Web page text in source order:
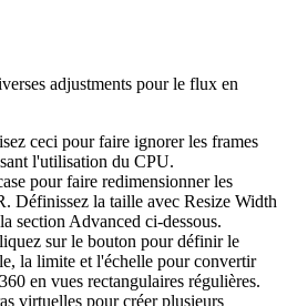
adjustments pour le flux en
ceci pour faire ignorer les frames
l'utilisation du CPU.
pour faire redimensionner les
Définissez la taille avec Resize Width
section Advanced ci-dessous.
sur le bouton pour définir le
la limite et l'échelle pour convertir
en vues rectangulaires régulières.
virtuelles pour créer plusieurs